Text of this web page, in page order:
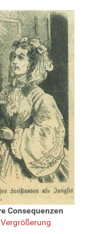
Consequenzen
Vergrößerung